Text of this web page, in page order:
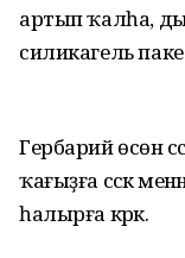
артып ҡалһа,
силикагель
Гербарий өсөн
ҡағыҙға сәскә
һалырға кәрәк.